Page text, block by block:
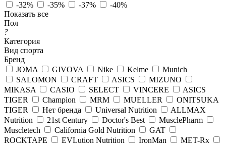
-32%
-35% -37%
-40%
Показать все
Пол
?
Категория
Вид спорта
Бренд
JOMA
GIVOVA Nike Kelme
Munich
SALOMON
CRAFT ASICS
MIZUNO
MIKASA
CASIO SELECT VINCERE
ASICS
TIGER
Champion MRM MUELLER
ONITSUKA
TIGER
Нет бренда Universal Nutrition
ALLMAX
Nutrition
21st Century Doctor's Best
MusclePharm
Muscletech
California Gold Nutrition
GAT
ROCKTAPE
EVLution Nutrition IronMan
MET-Rx